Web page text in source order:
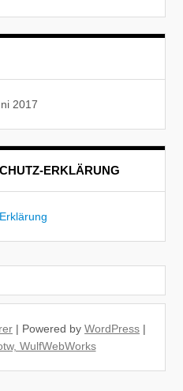
2017
ERKLÄRUNG
| Powered by WordPress |
WulfWebWorks